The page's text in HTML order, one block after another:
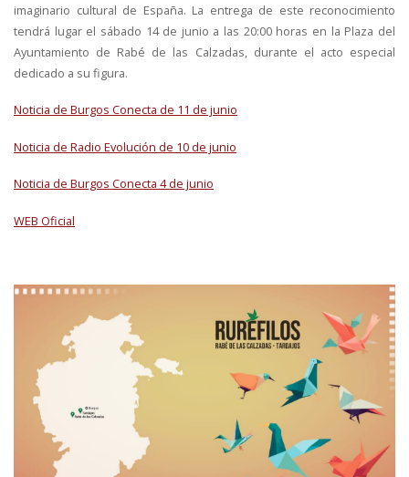
imaginario cultural de España. La entrega de este reconocimiento
tendrá lugar el sábado 14 de junio a las 20:00 horas en la Plaza del
Ayuntamiento de Rabé de las Calzadas, durante el acto especial
dedicado a su figura.
Noticia de Burgos Conecta de 11 de junio
Noticia de Radio Evolución de 10 de junio
Noticia de Burgos Conecta 4 de junio
WEB Oficial